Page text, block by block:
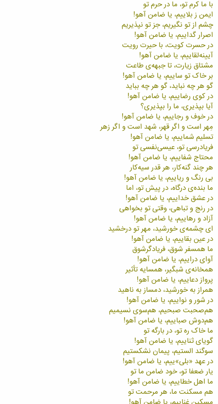
با ما کرم تو، ما در حرم تو
ايمن ز بلاييم، يا ضامن آهو!
چشم از تو نگيريم، جز تو نپذيريم
اصرار گداييم، يا ضامن آهو!
در حسرت کويت، با حيرت رويت
آيينه‌لقاييم، يا ضامن آهو!
مشتاق زيارت، تا جبهه‌ی طاعت
بر خاک تو ساييم، يا ضامن آهو!
گو هر چه نبايد، گو هر چه ببايد
در کوی رضاييم، يا ضامن آهو!
آيا بپذيری، ما را بپذيری؟
در خوف و رجاييم، يا ضامن آهو!
مِهر است و اگر قهر، شهد است و اگر زهر
تسليم شماييم، يا ضامن آهو!
فريادرسی تو، عيسی‌نفسی تو
محتاج شفاييم، يا ضامن آهو!
هر چند گنه‌کار، هر قدر سيه‌کار
بی رنگ و رياييم، يا ضامن آهو!
ما بنده‌ی درگاه، در پيش تو، اما
در عشق خداييم، يا ضامن آهو!
در رنج و تباهی، وقتی تو بخواهی
آزاد و رهاييم، يا ضامن آهو!
ای چشمه‌ی خورشيد، مهر تو درخشيد
در عين بقاييم، يا ضامن آهو!
ما همسفر شوق، فريادگرشوق
آوای دراييم، يا ضامن آهو!
همخانه‌ی شبگير، همسايه تأثير
پرواز دعاييم، يا ضامن آهو!
همراز به خورشيد، دمساز به ناهيد
در شور و نواييم، يا ضامن آهو!
هم‌صحبت صبحيم، هم‌سوی نسيميم
هم‌دوش صباييم، يا ضامن آهو!
ما خاک ره تو، در بارگه تو
گويای ثناييم، يا ضامن آهو!
سوگند الستيم، پيمان نشکستيم
در عهد «بلی»ييم، يا ضامن آهو!
يار ضعفا تو، خود ضامن ما تو
ما اهل خطاييم، يا ضامن آهو!
هم مسکنت ما، هر مرحمت تو